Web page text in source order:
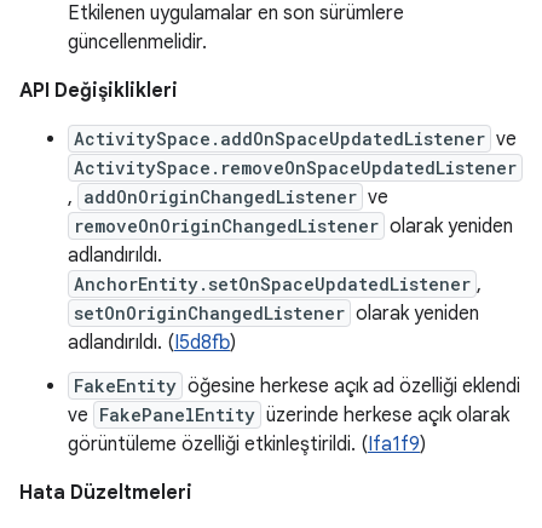
Etkilenen uygulamalar en son sürümlere
güncellenmelidir.
API Değişiklikleri
ActivitySpace.addOnSpaceUpdatedListener ve
ActivitySpace.removeOnSpaceUpdatedListener
, addOnOriginChangedListener ve
removeOnOriginChangedListener olarak yeniden
adlandırıldı.
AnchorEntity.setOnSpaceUpdatedListener ,
setOnOriginChangedListener olarak yeniden
adlandırıldı. (I5d8fb)
FakeEntity öğesine herkese açık ad özelliği eklendi
ve FakePanelEntity üzerinde herkese açık olarak
görüntüleme özelliği etkinleştirildi. (Ifa1f9)
Hata Düzeltmeleri